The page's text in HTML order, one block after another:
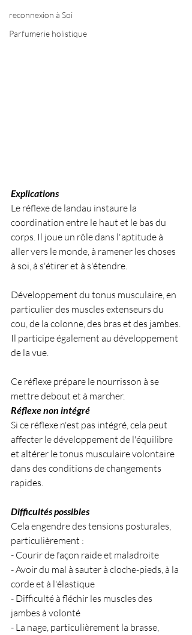
reconnexion à Soi
Parfumerie holistique
Explications
Le réflexe de landau instaure la
coordination entre le haut et le bas du
corps. Il joue un rôle dans l'aptitude à
aller vers le monde, à ramener les choses
à soi, à s'étirer et à s'étendre.
Développement du tonus musculaire, en
particulier des muscles extenseurs du
cou, de la colonne, des bras et des jambes.
Il participe également au développement
de la vue.
Ce réflexe prépare le nourrisson à se
mettre debout et à marcher.
Réflexe non intégré
Si ce réflexe n'est pas intégré, cela peut
affecter le développement de l'équilibre
et altérer le tonus musculaire volontaire
dans des conditions de changements
rapides.
Difficultés possibles
Cela engendre des tensions posturales,
particulièrement :
- Courir de façon raide et maladroite
- Avoir du mal à sauter à cloche-pieds, à la
corde et à l'élastique
- Difficulté à fléchir les muscles des
jambes à volonté
- La nage, particulièrement la brasse,